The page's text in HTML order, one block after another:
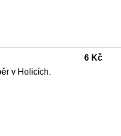
v Holicích.
6 Kč